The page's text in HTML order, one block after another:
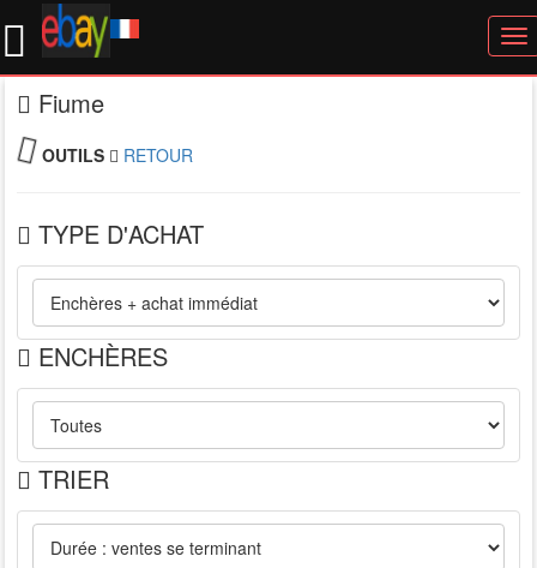
Fiume
OUTILS RETOUR
TYPE D'ACHAT
ENCHÈRES
TRIER